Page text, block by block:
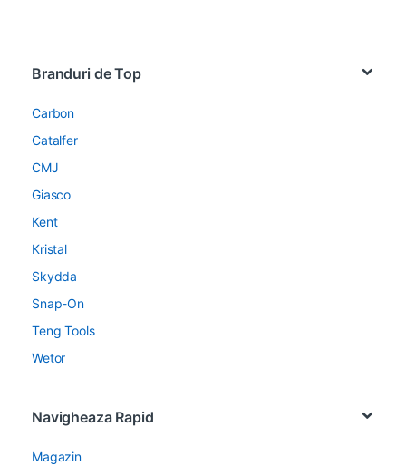
Branduri de Top
Carbon
Catalfer
CMJ
Giasco
Kent
Kristal
Skydda
Snap-On
Teng Tools
Wetor
Navigheaza Rapid
Magazin